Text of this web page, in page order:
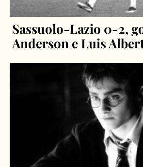
Sassuolo-Lazio 0-2,
Anderson e Luis